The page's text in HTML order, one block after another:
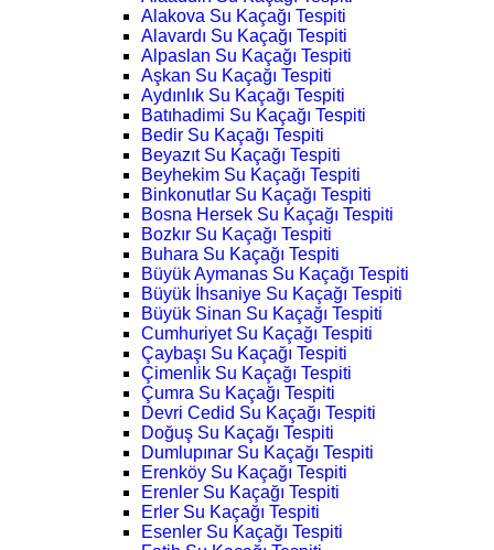
Alakova Su Kaçağı Tespiti
Alavardı Su Kaçağı Tespiti
Alpaslan Su Kaçağı Tespiti
Aşkan Su Kaçağı Tespiti
Aydınlık Su Kaçağı Tespiti
Batıhadimi Su Kaçağı Tespiti
Bedir Su Kaçağı Tespiti
Beyazıt Su Kaçağı Tespiti
Beyhekim Su Kaçağı Tespiti
Binkonutlar Su Kaçağı Tespiti
Bosna Hersek Su Kaçağı Tespiti
Bozkır Su Kaçağı Tespiti
Buhara Su Kaçağı Tespiti
Büyük Aymanas Su Kaçağı Tespiti
Büyük İhsaniye Su Kaçağı Tespiti
Büyük Sinan Su Kaçağı Tespiti
Cumhuriyet Su Kaçağı Tespiti
Çaybaşı Su Kaçağı Tespiti
Çimenlik Su Kaçağı Tespiti
Çumra Su Kaçağı Tespiti
Devri Cedid Su Kaçağı Tespiti
Doğuş Su Kaçağı Tespiti
Dumlupınar Su Kaçağı Tespiti
Erenköy Su Kaçağı Tespiti
Erenler Su Kaçağı Tespiti
Erler Su Kaçağı Tespiti
Esenler Su Kaçağı Tespiti